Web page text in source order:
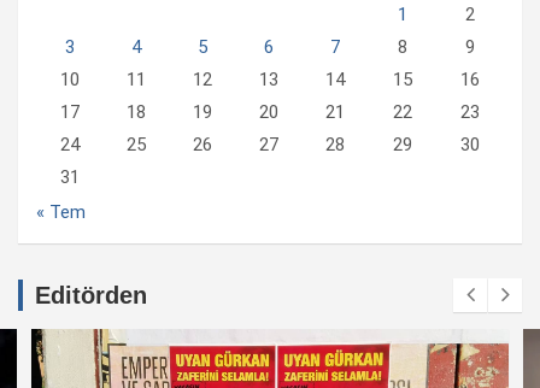
1
2
3
4 5 6 7 8
9
10
11 12 13 14 15
16
17
18 19 20 21 22
23
24
25 26 27 28 29
30
31
« Tem
Editörden